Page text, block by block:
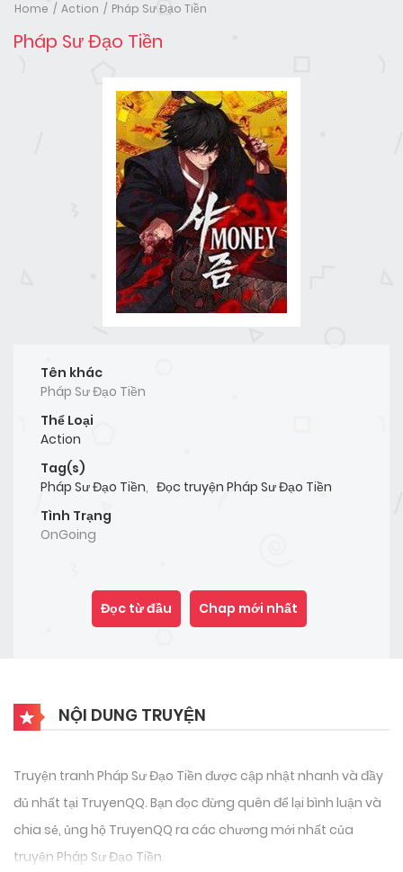
Home Action Pháp Sư Đạo Tiền
Pháp Sư Đạo Tiền
Tên khác
Pháp Sư Đạo Tiền
Thể Loại
Action
Tag(s)
Pháp Sư Đạo Tiền, Đọc truyện Pháp Sư Đạo Tiền
Tình Trạng
OnGoing
Đọc từ đầu Chap mới nhất
NỘI DUNG TRUYỆN
Truyện tranh Pháp Sư Đạo Tiền được cập nhật nhanh và đầy
đủ nhất tại TruyenQQ. Bạn đọc đừng quên để lại bình luận và
chia sẻ, ủng hộ TruyenQQ ra các chương mới nhất của
truyện Pháp Sư Đạo Tiền.